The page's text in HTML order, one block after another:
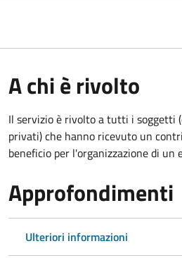
A chi è rivolto
Il servizio è rivolto a tutti i soggetti
privati) che hanno ricevuto un
beneficio per l'organizzazione di
Approfondimenti
Ulteriori informazioni